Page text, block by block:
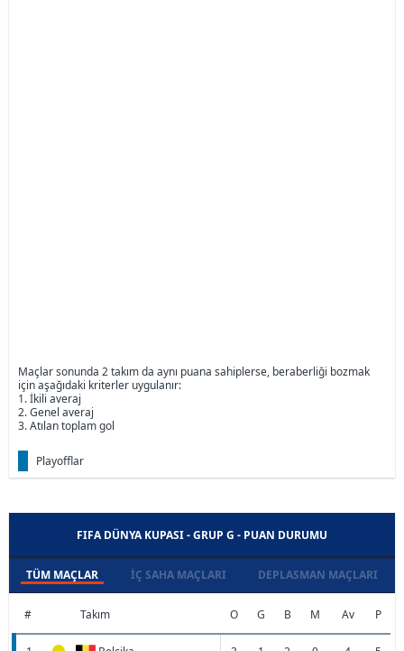
Maçlar sonunda 2 takım da aynı puana sahiplerse, beraberliği bozmak
için aşağıdaki kriterler uygulanır:
1. İkili averaj
2. Genel averaj
3. Atılan toplam gol
Playofflar
FIFA DÜNYA KUPASI - GRUP G - PUAN DURUMU
TÜM MAÇLAR İÇ SAHA MAÇLARI DEPLASMAN MAÇLARI
# Takım O G B M Av P